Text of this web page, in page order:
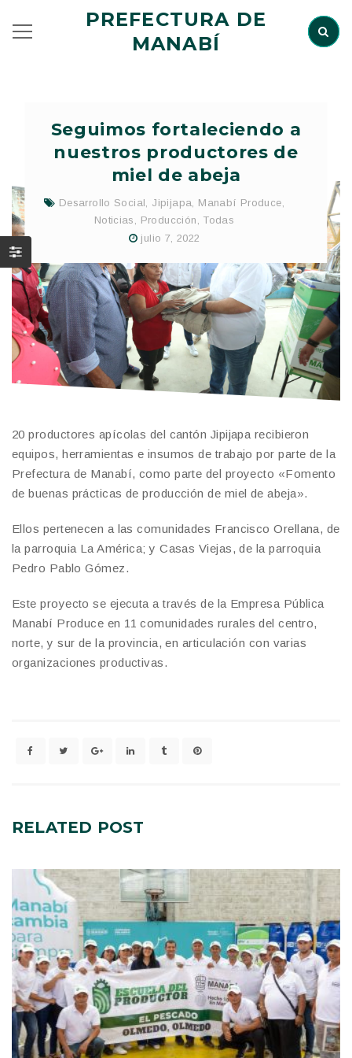
PREFECTURA DE
MANABÍ
Seguimos fortaleciendo a
nuestros productores de
miel de abeja
Desarrollo Social, Jipijapa, Manabí Produce,
Noticias , Producción , Todas
julio 7, 2022
20 productores apícolas del cantón Jipijapa recibieron
equipos, herramientas e insumos de trabajo por parte de la
Prefectura de Manabí, como parte del proyecto «Fomento
de buenas prácticas de producción de miel de abeja».
Ellos pertenecen a las comunidades Francisco Orellana, de
la parroquia La América; y Casas Viejas, de la parroquia
Pedro Pablo Gómez.
Este proyecto se ejecuta a través de la Empresa Pública
Manabí Produce en 11 comunidades rurales del centro,
norte, y sur de la provincia, en articulación con varias
organizaciones productivas.
RELATED POST